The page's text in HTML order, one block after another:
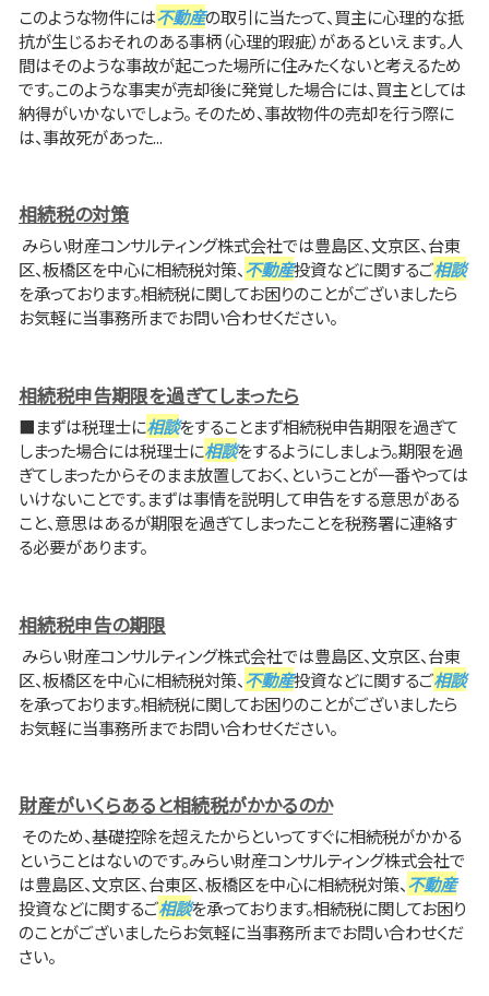
このような物件には不動産の取引に当たって、買主に心理的な抵
抗が生じるおそれのある事柄（心理的瑕疵）があるといえます。人
間はそのような事故が起こった場所に住みたくないと考えるため
です。このような事実が売却後に発覚した場合には、買主としては
納得がいかないでしょう。 そのため、事故物件の売却を行う際に
は、事故死があった...
相続税の対策
みらい財産コンサルティング株式会社では豊島区、文京区、台東
区、板橋区を中心に相続税対策、不動産投資などに関するご相談
を承っております。相続税に関してお困りのことがございましたら
お気軽に当事務所までお問い合わせください。
相続税申告期限を過ぎてしまったら
■まずは税理士に相談をすることまず相続税申告期限を過ぎて
しまった場合には税理士に相談をするようにしましょう。期限を過
ぎてしまったからそのまま放置しておく、ということが一番やっては
いけないことです。まずは事情を説明して申告をする意思がある
こと、意思はあるが期限を過ぎてしまったことを税務署に連絡す
る必要があります。
相続税申告の期限
みらい財産コンサルティング株式会社では豊島区、文京区、台東
区、板橋区を中心に相続税対策、不動産投資などに関するご相談
を承っております。相続税に関してお困りのことがございましたら
お気軽に当事務所までお問い合わせください。
財産がいくらあると相続税がかかるのか
そのため、基礎控除を超えたからといってすぐに相続税がかかる
ということはないのです。みらい財産コンサルティング株式会社で
は豊島区、文京区、台東区、板橋区を中心に相続税対策、不動産
投資などに関するご相談を承っております。相続税に関してお困り
のことがございましたらお気軽に当事務所までお問い合わせくだ
さい。